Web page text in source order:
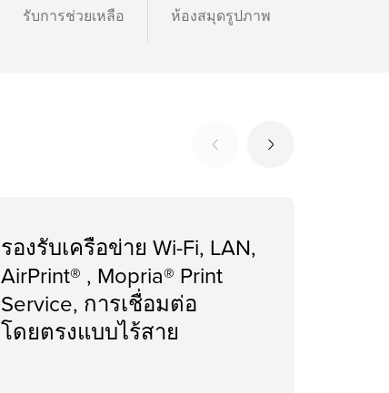
รับการช่วยเหลือ ห้องสมุดรูปภาพ
รองรับเครือข่าย Wi-Fi, LAN,
AirPrint® , Mopria® Print
Service, การเชื่อมต่อ
โดยตรงแบบไร้สาย